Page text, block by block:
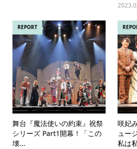
REPORT
舞台『魔法使いの約束』祝祭
シリーズ Part1開幕！「この
壊...
咲妃
ュー
私は